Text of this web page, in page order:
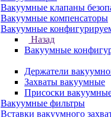
Вакуумные клапаны
Вакуумные компенсаторы
Вакуумные
Назад
Вакуумные
Держатели
Захваты вакуумные
Присоски
Вакуумные фильтры
Вставки вакуумного